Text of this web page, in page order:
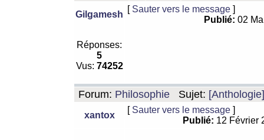
Gilgamesh
[ Sauter vers le message ]
Publié: 02
Réponses:
5
Vus: 74252
Forum: Philosophie Sujet:
xantox
[ Sauter vers le message ]
Publié: 12 Février